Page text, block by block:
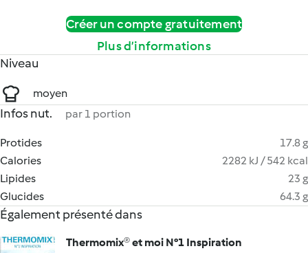
Créer un compte gratuitement
Plus d’informations
Niveau
moyen
Infos nut. par 1 portion
Protides
17.8 g
Calories
2282 kJ / 542 kcal
Lipides
23 g
Glucides
64.3 g
Également présenté dans
Thermomix® et moi N°1 Inspiration